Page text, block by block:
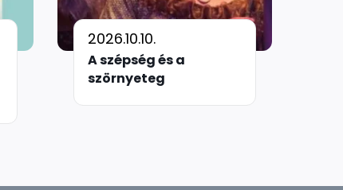
2026.10.10.
A szépség és a
szörnyeteg